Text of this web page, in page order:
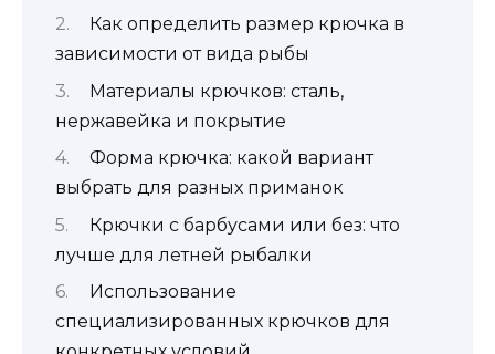
Как определить размер крючка в
зависимости от вида рыбы
Материалы крючков: сталь,
нержавейка и покрытие
Форма крючка: какой вариант
выбрать для разных приманок
Крючки с барбусами или без: что
лучше для летней рыбалки
Использование
специализированных крючков для